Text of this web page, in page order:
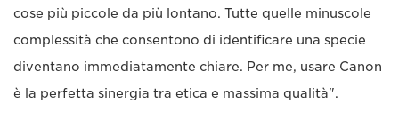
cose più piccole da più lontano. Tutte quelle minuscole
complessità che consentono di identificare una specie
diventano immediatamente chiare. Per me, usare Canon
è la perfetta sinergia tra etica e massima qualità".